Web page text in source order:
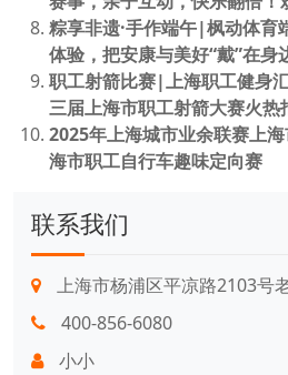
粽享非遗·手作端午|枫动体育
体验，把安康与美好“戴”在身
职工射箭比赛|上海职工健身
三届上海市职工射箭大赛火热
2025年上海城市业余联赛上
海市职工自行车趣味定向赛
联系我们
上海市杨浦区平凉路2103号
400-856-6080
小小